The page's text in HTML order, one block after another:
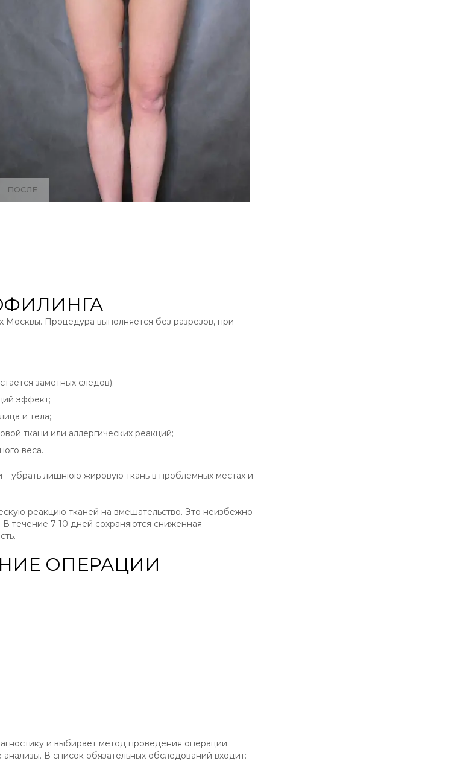
ПОСЛЕ
Москвы. Процедура выполняется без разрезов, при
заметных следов);
эффект;
и тела;
ткани или аллергических реакций;
веса.
убрать лишнюю жировую ткань в проблемных местах и
реакцию тканей на вмешательство. Это неизбежно
течение 7-10 дней сохраняются сниженная
ОПЕРАЦИИ
и выбирает метод проведения операции.
В список обязательных обследований входит: